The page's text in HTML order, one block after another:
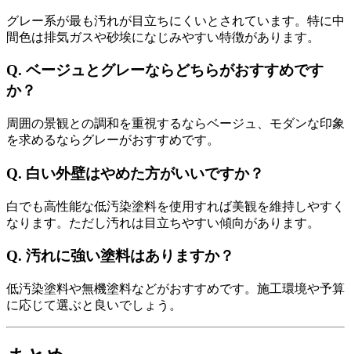
グレー系が最も汚れが目立ちにくいとされています。特に中
間色は排気ガスや砂埃になじみやすい特徴があります。
Q. ベージュとグレーならどちらがおすすめです
か？
周囲の景観との調和を重視するならベージュ、モダンな印象
を求めるならグレーがおすすめです。
Q. 白い外壁はやめた方がいいですか？
白でも高性能な低汚染塗料を使用すれば美観を維持しやすく
なります。ただし汚れは目立ちやすい傾向があります。
Q. 汚れに強い塗料はありますか？
低汚染塗料や無機塗料などがおすすめです。施工環境や予算
に応じて選ぶと良いでしょう。